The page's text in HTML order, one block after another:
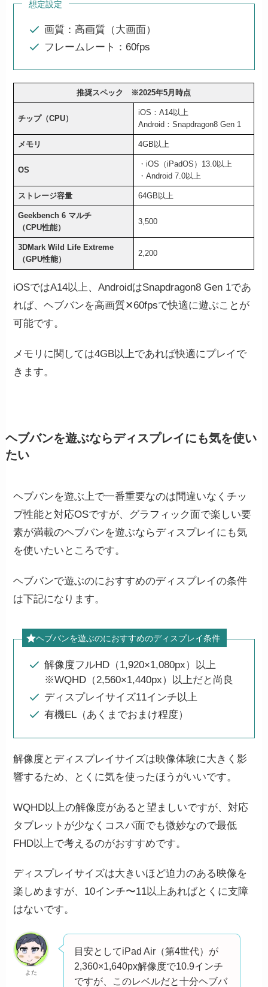
想定設定
画質：高画質（大画面）
フレームレート：60fps
推奨スペック ※2025年5月時点
チップ（CPU）
iOS：A14以上
Android：Snapdragon8 Gen 1
メモリ 4GB以上
OS
・iOS（iPadOS）13.0以上
・Android 7.0以上
ストレージ容量 64GB以上
Geekbench 6 マルチ
（CPU性能）
3,500
3DMark Wild Life Extreme
（GPU性能）
2,200
iOSではA14以上、AndroidはSnapdragon8 Gen 1であ
れば、ヘブバンを高画質✕60fpsで快適に遊ぶことが
可能です。
メモリに関しては4GB以上であれば快適にプレイで
きます。
ヘブバンを遊ぶならディスプレイにも気を使い
たい
ヘブバンを遊ぶ上で一番重要なのは間違いなくチッ
プ性能と対応OSですが、グラフィック面で楽しい要
素が満載のヘブバンを遊ぶならディスプレイにも気
を使いたいところです。
ヘブバンで遊ぶのにおすすめのディスプレイの条件
は下記になります。
ヘブバンを遊ぶのにおすすめのディスプレイ条件
解像度フルHD（1,920×1,080px）以上
※WQHD（2,560×1,440px）以上だと尚良
ディスプレイサイズ11インチ以上
有機EL（あくまでおまけ程度）
解像度とディスプレイサイズは映像体験に大きく影
響するため、とくに気を使ったほうがいいです。
WQHD以上の解像度があると望ましいですが、対応
タブレットが少なくコスパ面でも微妙なので最低
FHD以上で考えるのがおすすめです。
ディスプレイサイズは大きいほど迫力のある映像を
楽しめますが、10インチ〜11以上あればとくに支障
はないです。
よた
目安としてiPad Air（第4世代）が
2,360×1,640px解像度で10.9インチ
ですが、このレベルだと十分ヘブバ